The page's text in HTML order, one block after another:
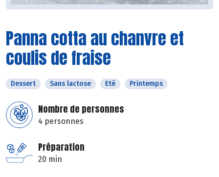
Panna cotta au chanvre et
coulis de fraise
Dessert Sans lactose Eté Printemps
Nombre de personnes
4 personnes
Préparation
20 min